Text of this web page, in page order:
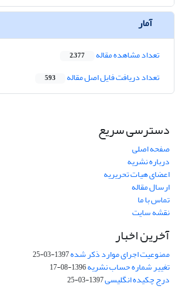
آمار
تعداد مشاهده مقاله 2,377
تعداد دریافت فایل اصل مقاله 593
دسترسی سریع
صفحه اصلی
درباره نشریه
اعضای هیات تحریریه
ارسال مقاله
تماس با ما
نقشه سایت
آخرین اخبار
ممنوعیت اجرای موارد ذکر شده1397-03-25
تغییر شماره حساب نشریه1396-08-17
درج چکیده انگلیسی1397-03-25